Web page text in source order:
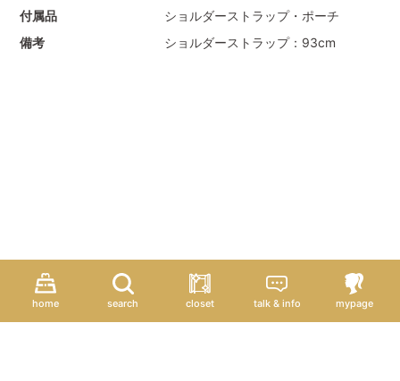
付属品
ショルダーストラップ・ポーチ
備考
ショルダーストラップ：93cm
home search closet talk & info mypage